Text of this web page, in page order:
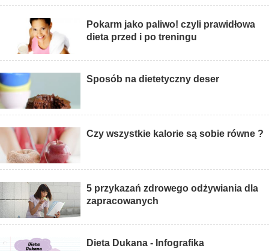
Pokarm jako paliwo! czyli prawidłowa
dieta przed i po treningu
Sposób na dietetyczny deser
Czy wszystkie kalorie są sobie równe ?
5 przykazań zdrowego odżywiania dla
zapracowanych
Dieta Dukana - Infografika